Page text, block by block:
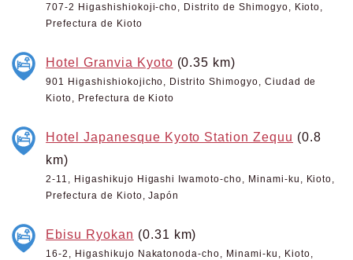
707-2 Higashishiokoji-cho, Distrito de Shimogyo, Kioto,
Prefectura de Kioto
Hotel Granvia Kyoto (0.35 km)
901 Higashishiokojicho, Distrito Shimogyo, Ciudad de
Kioto, Prefectura de Kioto
Hotel Japanesque Kyoto Station Zequu (0.8
km)
2-11, Higashikujo Higashi Iwamoto-cho, Minami-ku, Kioto,
Prefectura de Kioto, Japón
Ebisu Ryokan (0.31 km)
16-2, Higashikujo Nakatonoda-cho, Minami-ku, Kioto,